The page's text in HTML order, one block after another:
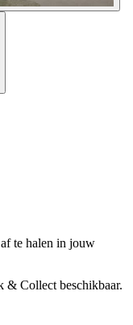
te halen in jouw
Collect beschikbaar.